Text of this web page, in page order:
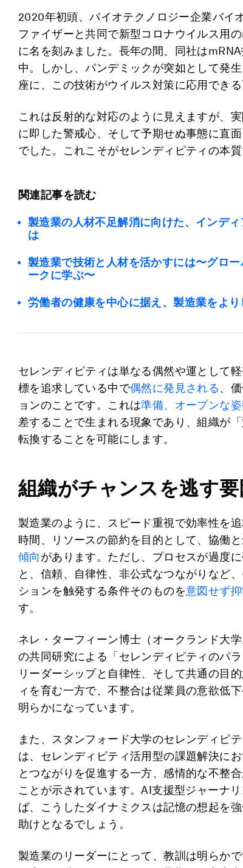
2020年初頭、バイオテクノロジー企業バイ
ファイザーと共同で新型コロナウイルス用
に名を刻みました。長年の間、同社は
中。しかし、パンデミックが突如として発
座に、この技術がウイルス対策に応用でき
これは反射的な対応のように見えますが、
に即した警戒心、そして予期せぬ事態に直
でした。これこそがセレンディピティの本質
関連記事を読む
製造業の人材不足解消に向けた、インデ
は
製造業で技術と人材を活かすには〜グロ
ークに学ぶ〜
労働者の健康を中心に据え、製造業をよ
セレンディピティは単なる偶然や運として
標を追求している中で偶然に発見される、
ョンのことです。これは準備、オープンな
差することで生まれる現象であり、組織が
転換することを可能にします。
組織がチャンスを逃す要
製造業のように、スピード重視で効率性を
時間、リソースの節約を目的として、協働
傾向 があります。ただし、プロセスが過度
と、信頼、自律性、非公式なつながりなど
ションを触発する条件そのものを意図せず
す。
ネレ・ターフィーン博士（オークランド大
の共同研究による「セレンディピティのパ
リーダーシップと自律性、そして共通の目
ィを育む一方で、不整合は従業員の意欲低
明らかになっています。
また、スタンフォード大学のセレンディピ
は、セレンディピティ活用型の課題解決に
とつながりを促進する一方、感情的な不整
ことが示されています。AI支援型ジャーナ
ば、こうしたダイナミクスは記憶の想起を
助けとなるでしょう。
製造業のリーダーにとって、教訓は明らか